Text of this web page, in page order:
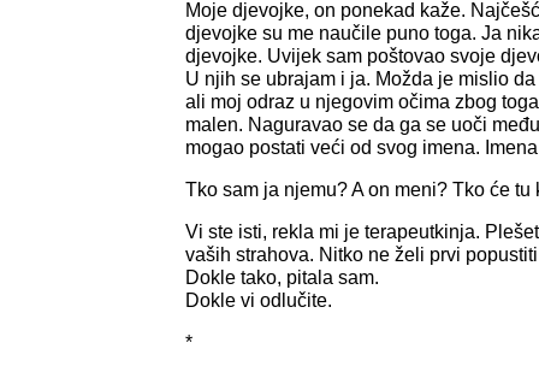
Moje djevojke, on ponekad kaže.
djevojke su me naučile puno toga. Ja
djevojke. Uvijek sam poštovao svoje
U njih se ubrajam i ja. Možda je mislio
ali moj odraz u njegovim očima zbog
malen. Naguravao se da ga se uoči
mogao postati veći od svog imena.
Tko sam ja njemu? A on meni? Tko će
Vi ste isti, rekla mi je terapeutkinja.
vaših strahova. Nitko ne želi prvi
Dokle tako, pitala sam.
Dokle vi odlučite.
*